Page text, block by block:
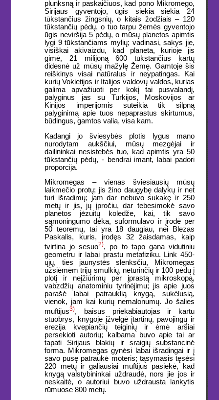
plunksną ir paskaičiuos, kad pono Mikromego,
Sirijaus gyventojo, ūgis siekia siekia 24
tūkstančius žingsnių, o kitais žodžiais – 120
tūkstančių pėdų, o tuo tarpu žemės gyventojo
ūgis neviršija 5 pėdų, o mūsų planetos apimtis
lygi 9 tūkstančiams mylių; vadinasi, sakys jie,
visiškai akivaizdu, kad planeta, kurioje jis
gimė, 21 milijoną 600 tūkstančius kartų
didesnė už mūsų mažylę Žemę. Gamtoje šis
reiškinys visai natūralus ir neypatingas. Kai
kurių Vokietijos ir Italijos valdovų valdos, kurias
galima apvažiuoti per kokį tai pusvalandį,
palyginus jas su Turkijos, Moskovijos ar
Kinijos imperijomis suteikia tik silpną
palyginimą apie tuos nepaprastus skirtumus,
būdingus, gamtos valia, visa kam.
Kadangi jo šviesybės plotis lygus mano
nurodytam aukščiui, mūsų mezgėjai ir
dailininkai nesistebės tuo, kad apimtis yra 50
tūkstančių pėdų, - bendrai imant, labai padori
proporcija.
Mikromegas – vienas šviesiausių mūsų
laikmečio protų; jis žino daugybę dalykų ir net
turi išradimų; jam dar nebuvo sukakę ir 250
metų ir jis, jų įpročiu, dar tebesimokė savo
planetos jėzuitų koledže, kai, tik savo
sąmoningumo dėka, suformulavo ir įrodė per
50 teoremų, tai yra 18 daugiau, nei Blezas
Paskalis, kuris, įrodęs 32 žaisdamas, kaip
tvirtina jo sesuo2), po to tapo gana vidutiniu
geometru ir labai prastu metafiziku. Link 450-
ųjų, ties jaunystės slenksčiu, Mikromegas
užsiėmėm trijų smulkių, neturinčių ir 100 pėdų į
plotį ir neįžiūrimų per įprastą mikroskopą,
vabzdžių anatominiu tyrinėjimu; jis apie juos
parašė labai patrauklią knygą, sukėlusią,
vienok, jam kai kurių nemalonumų. Jo šalies
muftijus3), baisus priekabiautojas ir kartu
stuobrys, knygoje įžvelgė įtartinų, pavojingų ir
erezija kvepiančių teiginių ir ėmė aršiai
persekioti autorių; kalbama buvo apie tai ar
tapati Sirijaus blakių ir sraigių substancinė
forma. Mikromegas gynėsi labai išradingai ir į
savo pusę patraukė moteris; tąsymasis tęsėsi
220 metų ir galiausiai muftijus pasiekė, kad
knygą valstybininkai uždraudė, nors jie jos ir
neskaitė, o autoriui buvo uždrausta lankytis
rūmuose 800 metų.